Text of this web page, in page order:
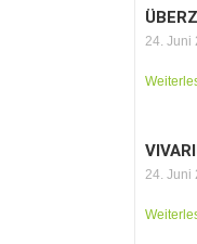
24. Juni
24. Juni